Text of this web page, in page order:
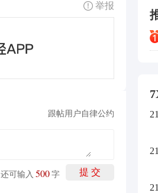
举报
跟帖用户自律公约
提 交
还可输入 500 字